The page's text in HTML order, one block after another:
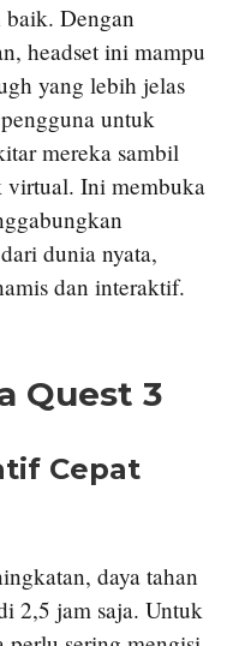
Dengan
headset ini mampu
yang lebih jelas
untuk
mereka sambil
virtual. Ini membuka
dunia nyata,
dan interaktif.
Quest 3
Cepat
daya tahan
2,5 jam saja. Untuk